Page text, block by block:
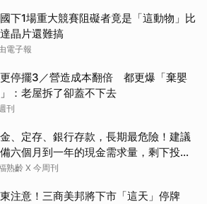
下1場重大競賽阻礙者竟是「這動物」比
晶片還難搞
電子報
停擺3／營造成本翻倍 都更爆「棄嬰
：老屋拆了卻蓋不下去
刊
、定存、銀行存款，長期最危險！建議
六個月到一年的現金需求量，剩下投資
個
熟齡 X 今周刊
注意！三商美邦將下市「這天」停牌